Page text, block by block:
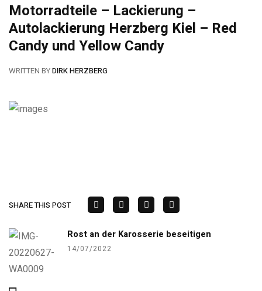
Motorradteile – Lackierung –
Autolackierung Herzberg Kiel – Red
Candy und Yellow Candy
WRITTEN BYDIRK HERZBERG
SHARE THIS POST
Rost an der Karosserie beseitigen
14/07/2022